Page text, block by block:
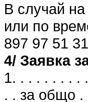
В случай
или по
897 97 51
4/ Заявка
1. . . . . . . . .
. . за общо .